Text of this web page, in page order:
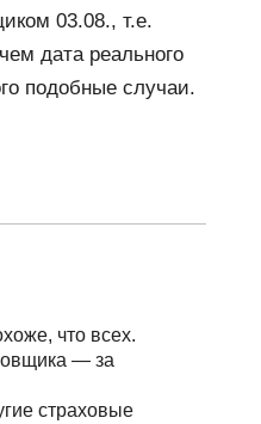
03.08., т.е.
дата реального
подобные случаи.
что всех.
— за
страховые